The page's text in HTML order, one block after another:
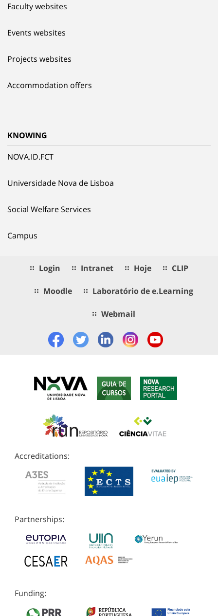
Faculty websites
Events websites
Projects websites
Accommodation offers
KNOWING
NOVA.ID.FCT
Universidade Nova de Lisboa
Social Welfare Services
Campus
Login Intranet Hoje CLIP
Moodle Laboratório de e.Learning
Webmail
Accreditations:
Partnerships:
Funding: